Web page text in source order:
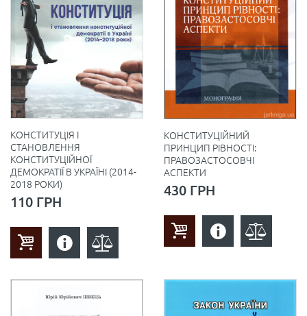
КОНСТИТУЦІЯ І
СТАНОВЛЕННЯ
КОНСТИТУЦІЙНОЇ
ДЕМОКРАТІЇ В УКРАЇНІ (2014-
2018 РОКИ)
110 ГРН
КОНСТИТУЦІЙНИЙ
ПРИНЦИП РІВНОСТІ:
ПРАВОЗАСТОСОВЧІ
АСПЕКТИ
430 ГРН